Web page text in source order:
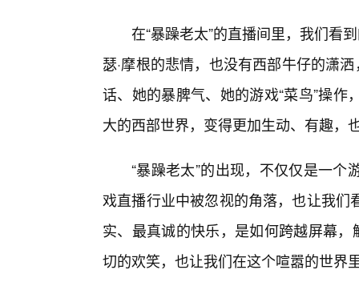
在“暴躁老太”的直播间里，我们看
瑟·摩根的悲情，也没有西部牛仔的潇
话、她的暴脾气、她的游戏“菜鸟”操
大的西部世界，变得更加生动、有趣，
“暴躁老太”的出现，不仅仅是一
戏直播行业中被忽视的角落，也让我
实、最真诚的快乐，是如何跨越屏幕
切的欢笑，也让我们在这个喧嚣的世界